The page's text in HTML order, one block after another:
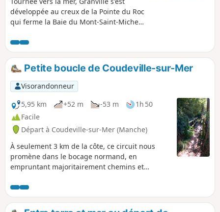
développée au creux de la Pointe du Roc
qui ferme la Baie du Mont-Saint-Michel
d'Europe. Granville est une ville
dynamique qui s'appuie sur sa notoriété
touristique. Sa vocation maritime, qui
n'est pas en reste, y contribue. Cette
balade vous fera découvrir la jolie cité
corsaire normande juchée sur son
rocher et entourée de ses remparts.
Cette cité n'est pas sans rappeler les
charmes de sa cousine malouine.
Petite boucle de Coudeville-sur-Mer
Visorandonneur
5,95 km
+52 m -53 m
1h 50
Facile
Départ à Coudeville-sur-Mer (Manche)
À seulement 3 km de la côte, ce circuit nous
promène dans le bocage normand, en
empruntant majoritairement chemins et